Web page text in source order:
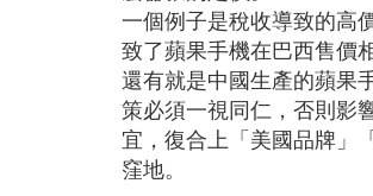
一個例子是稅收導致的高
致了蘋果手機在巴西售價
還有就是中國生產的蘋果
策必須一視同仁，否則影
宜，復合上「美國品牌」
窪地。